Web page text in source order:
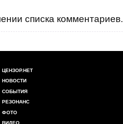
списка комментариев.
ЦЕНЗОР.НЕТ
НОВОСТИ
СОБЫТИЯ
РЕЗОНАНС
ФОТО
ВИДЕО